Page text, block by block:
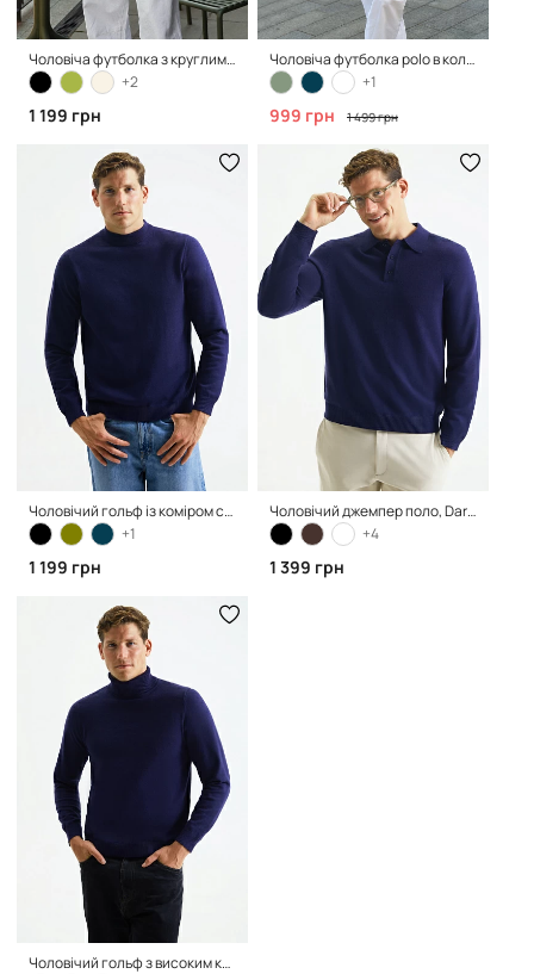
Чоловіча футболка з круглим вирізом в кольорі blue
+2
1 199 грн
Чоловіча футболка polo в кольорі dark blue
+1
999 грн 1 499 грн
Чоловічий гольф із коміром стійка, Dark Blue
+1
1 199 грн
Чоловічий джемпер поло, Dark Blue
+4
1 399 грн
Чоловічий гольф з високим коміром, Dark Blue